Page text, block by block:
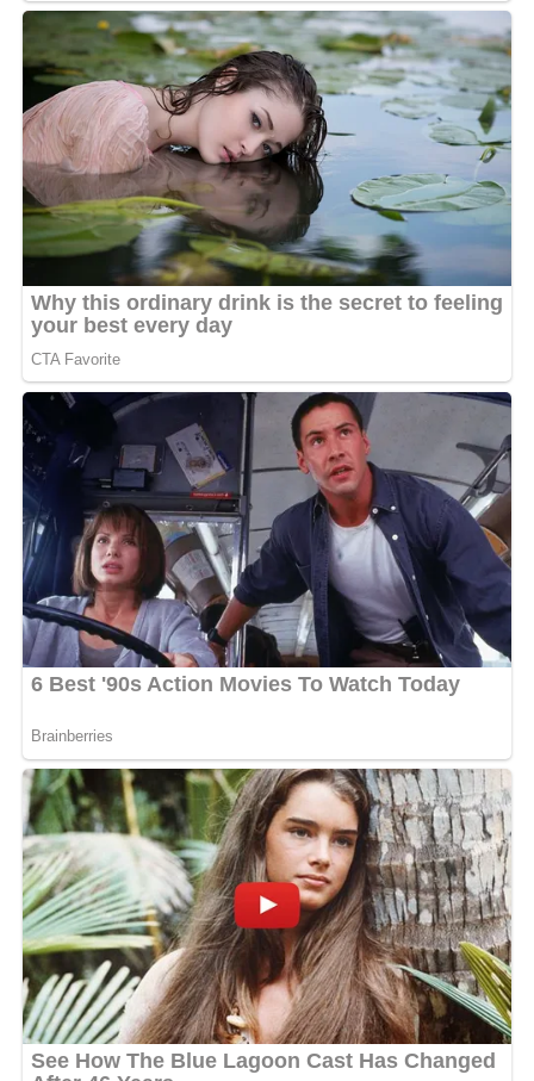
L’événement, devenu un rendez-vous incontournable de
la scène locale, proposera également des animations,
une exposition-vente, des stands culinaires et
artisanaux, dans une ambiance festive et chaleureuse.
Aux côtés de Tina Minkoue, plusieurs artistes se
succéderont sur scène. Le groupe Kingston By Bus
offrira un vibrant hommage à Bob Marley à travers les
plus grands classiques du reggae jamaïcain. Arembat &
Friends, guitare en main, entraînera le public dans son
univers musical rythmé de hits. Quant à Hadembi, jeune
rappeur valenciennois en pleine ascension, il promet
une performance énergique. La soirée sera animée par
DJ Maced, aux platines, pour une immersion sonore
haute en couleur.
Un rendez-vous musical et culturel à ne pas manquer.
MOTS-CLÉS : UNE